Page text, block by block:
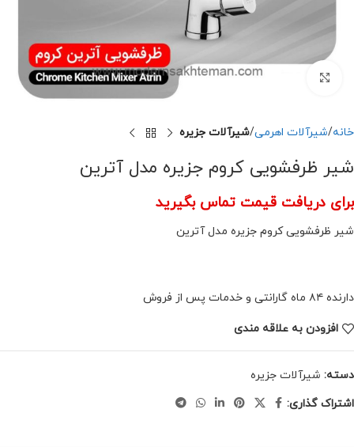
برای بزرگنمایی کلیک کنید
خانه شیرآلات اهرمی شیرآلات جزیره
شیر ظرفشویی کروم جزیره مدل آترین
برای دریافت قیمت تماس بگیرید
شیر ظرفشویی کروم جزیره مدل آترین
دارنده ۸۴ ماه گارانتی و خدمات پس از فروش
افزودن به علاقه مندی
دسته: شیرآلات جزیره
اشتراک گذاری: